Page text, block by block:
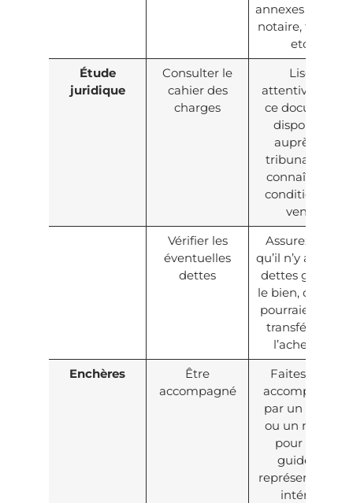
annexes (frais de
notaire, travaux,
etc.).
Étude
juridique
Consulter le
cahier des
charges
Lisez
attentivement
ce document
disponible
auprès du
tribunal pour
connaître les
conditions de
vente.
Vérifier les
éventuelles
dettes
Assurez-vous
qu’il n’y a pas de
dettes grevant
le bien, car elles
pourraient être
transférées à
l’acheteur.
Enchères
Être
accompagné
Faites-vous
accompagner
par un avocat
ou un notaire
pour vous
guider et
représenter vos
intérêts.